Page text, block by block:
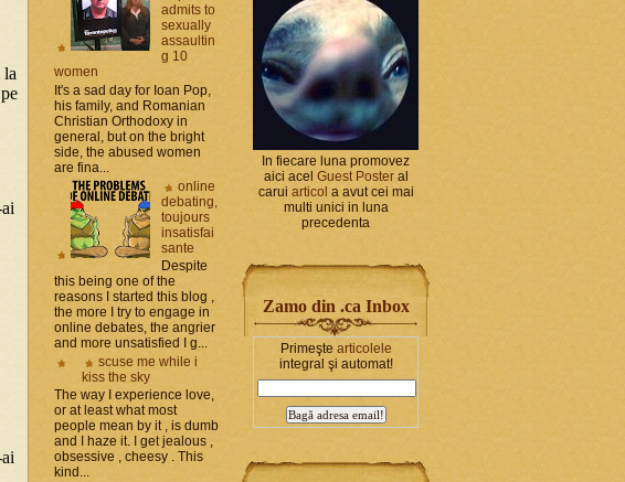
admits to
sexually
assaultin
g 10
women
It's a sad day for Ioan Pop,
his family, and Romanian
Christian Orthodoxy in
general, but on the bright
side, the abused women
are fina...
online
debating,
toujours
insatisfai
sante
Despite
this being one of the
reasons I started this blog ,
the more I try to engage in
online debates, the angrier
and more unsatisfied I g...
scuse me while i
kiss the sky
The way I experience love,
or at least what most
people mean by it , is dumb
and I haze it. I get jealous ,
obsessive , cheesy . This
kind...
In fiecare luna promovez
aici acel Guest Posteral
carui articol a avut cei mai
multi unici in luna
precedenta
Zamo din .ca Inbox
Primeşte articolele
integral şi automat!